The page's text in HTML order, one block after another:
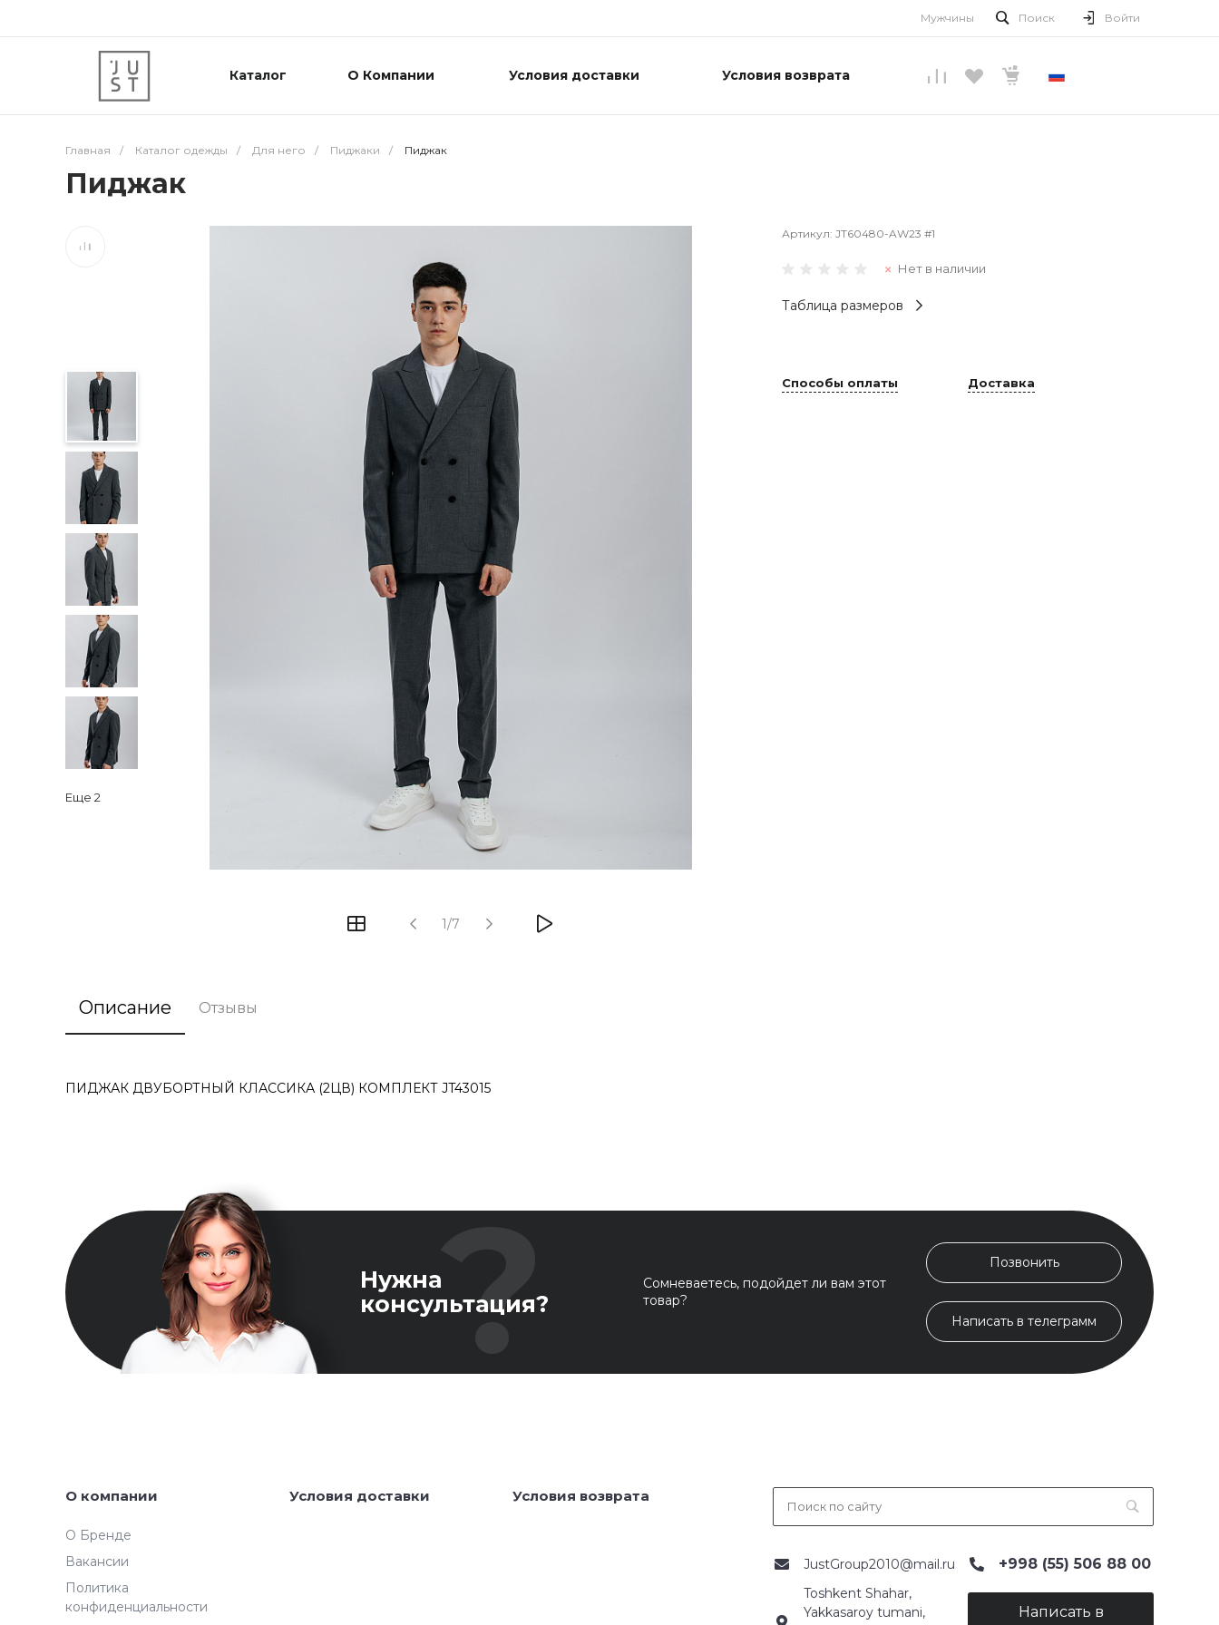
Мужчины Поиск Войти
Каталог О Компании Условия доставки Условия возврата
Главная / Каталог одежды / Для него / Пиджаки / Пиджак
Пиджак
Еще 2
1/7
Артикул: JT60480-AW23 #1
Нет в наличии
Таблица размеров
Способы оплаты Доставка
Описание Отзывы
ПИДЖАК ДВУБОРТНЫЙ КЛАССИКА (2ЦВ) КОМПЛЕКТ JT43015
Нужна
консультация?
Сомневаетесь, подойдет ли вам этот
товар?
Позвонить
Написать в телеграмм
О компании
О Бренде
Вакансии
Политика
конфиденциальности
Условия доставки Условия возврата
JustGroup2010@mail.ru +998 (55) 506 88 00
Toshkent Shahar,
Yakkasaroy tumani,
Написать в